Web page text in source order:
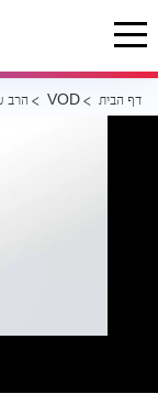
דף הבית VOD הרב